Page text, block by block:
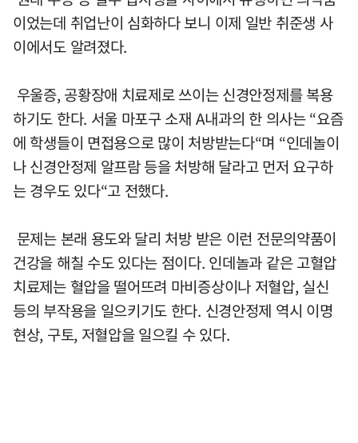
이었는데 취업난이 심화하다 보니 이제 일반 취준생 사
이에서도 알려졌다.
우울증, 공황장애 치료제로 쓰이는 신경안정제를 복용
하기도 한다. 서울 마포구 소재 A내과의 한 의사는 “요즘
에 학생들이 면접용으로 많이 처방받는다“며 “인데놀이
나 신경안정제 알프람 등을 처방해 달라고 먼저 요구하
는 경우도 있다“고 전했다.
문제는 본래 용도와 달리 처방 받은 이런 전문의약품이
건강을 해칠 수도 있다는 점이다. 인데놀과 같은 고혈압
치료제는 혈압을 떨어뜨려 마비증상이나 저혈압, 실신
등의 부작용을 일으키기도 한다. 신경안정제 역시 이명
현상, 구토, 저혈압을 일으킬 수 있다.